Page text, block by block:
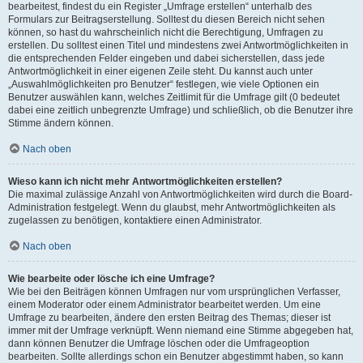
bearbeitest, findest du ein Register „Umfrage erstellen“ unterhalb des
Formulars zur Beitragserstellung. Solltest du diesen Bereich nicht sehen
können, so hast du wahrscheinlich nicht die Berechtigung, Umfragen zu
erstellen. Du solltest einen Titel und mindestens zwei Antwortmöglichkeiten in
die entsprechenden Felder eingeben und dabei sicherstellen, dass jede
Antwortmöglichkeit in einer eigenen Zeile steht. Du kannst auch unter
„Auswahlmöglichkeiten pro Benutzer“ festlegen, wie viele Optionen ein
Benutzer auswählen kann, welches Zeitlimit für die Umfrage gilt (0 bedeutet
dabei eine zeitlich unbegrenzte Umfrage) und schließlich, ob die Benutzer ihre
Stimme ändern können.
Nach oben
Wieso kann ich nicht mehr Antwortmöglichkeiten erstellen?
Die maximal zulässige Anzahl von Antwortmöglichkeiten wird durch die Board-
Administration festgelegt. Wenn du glaubst, mehr Antwortmöglichkeiten als
zugelassen zu benötigen, kontaktiere einen Administrator.
Nach oben
Wie bearbeite oder lösche ich eine Umfrage?
Wie bei den Beiträgen können Umfragen nur vom ursprünglichen Verfasser,
einem Moderator oder einem Administrator bearbeitet werden. Um eine
Umfrage zu bearbeiten, ändere den ersten Beitrag des Themas; dieser ist
immer mit der Umfrage verknüpft. Wenn niemand eine Stimme abgegeben hat,
dann können Benutzer die Umfrage löschen oder die Umfrageoption
bearbeiten. Sollte allerdings schon ein Benutzer abgestimmt haben, so kann